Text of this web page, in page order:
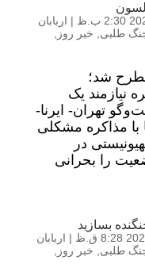
| اربابان
طلبی خبر روز
شد؛
نیازمند یک
تهران- ایرنا-
با مذاکره مشکلی
در
را بحرانی
بسازید
| اربابان
طلبی خبر روز